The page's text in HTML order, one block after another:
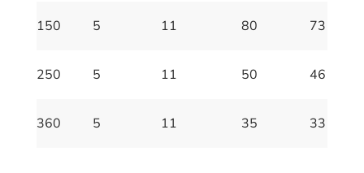
150 5 11 80 73
250 5 11 50 46
360 5 11 35 33